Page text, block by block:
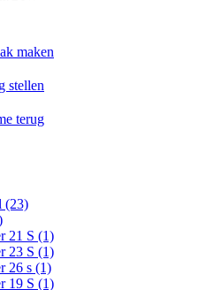
maken
stellen
terug
(23)
21 S (1)
23 S (1)
26 s (1)
19 S (1)